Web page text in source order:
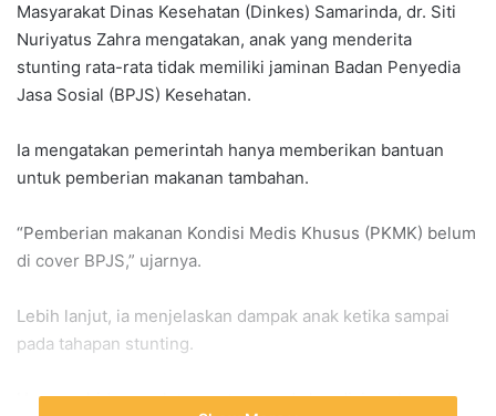
Masyarakat Dinas Kesehatan (Dinkes) Samarinda, dr. Siti
Nuriyatus Zahra mengatakan, anak yang menderita
stunting rata-rata tidak memiliki jaminan Badan Penyedia
Jasa Sosial (BPJS) Kesehatan.
Ia mengatakan pemerintah hanya memberikan bantuan
untuk pemberian makanan tambahan.
“Pemberian makanan Kondisi Medis Khusus (PKMK) belum
di cover BPJS,” ujarnya.
Lebih lanjut, ia menjelaskan dampak anak ketika sampai
pada tahapan stunting.
Harapan hidup anak tergantung pada kondisinya karena